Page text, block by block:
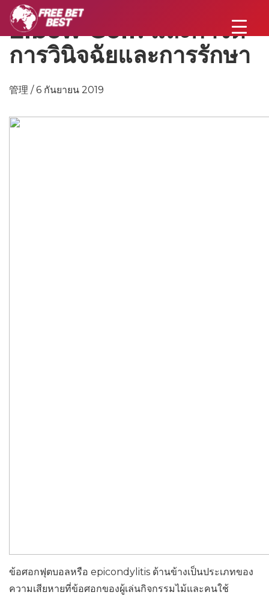
Elbow Golf: และกำจัด
การวินิจฉัยและการรักษา
管理 / 6 กันยายน 2019
ข้อศอกฟุตบอลหรือ epicondylitis ด้านข้างเป็นประเภทของ
ความเสียหายที่ข้อศอกของผู้เล่นกิจกรรมไม้และคนใช้